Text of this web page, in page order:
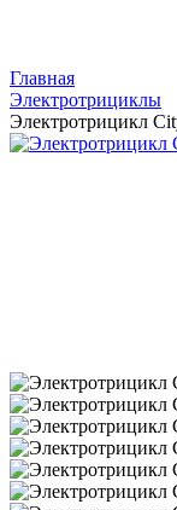
Главная
Электротрициклы
Электротрицикл